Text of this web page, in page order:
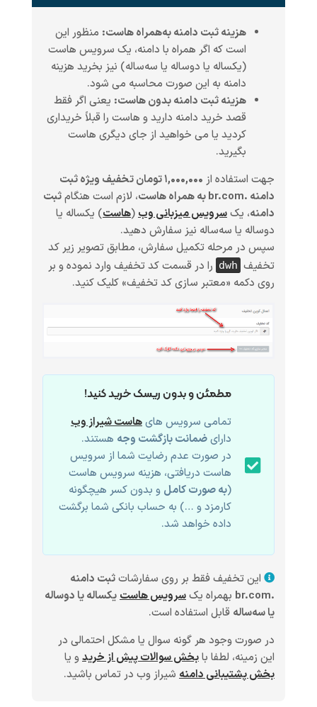
هزینه ثبت دامنه به‌همراه هاست: منظور این
است که اگر همراه با دامنه، یک سرویس هاست
(یکساله یا دوساله یا سه‌ساله) نیز بخرید هزینه
دامنه به این صورت محاسبه می شود.
هزینه ثبت دامنه بدون هاست: یعنی اگر فقط
قصد خرید دامنه دارید و هاست را قبلاً خریداری
کردید یا می خواهید از جای دیگری هاست
بگیرید.
جهت استفاده از
۱,۰۰۰,۰۰۰ تومان تخفیف ویژه ثبت
دامنه .br.com به همراه هاست
، لازم است هنگامثبت
دامنه، یکسرویس میزبانی وب(هاست) یکساله یا
دوساله یا سه‌ساله نیز سفارش دهید.
سپس در مرحله تکمیل سفارش، مطابق تصویر زیر کد
تخفیف dwh را در قسمت کد تخفیف وارد نموده و بر
روی دکمه «معتبر سازی کد تخفیف» کلیک کنید.
مطمئن و بدون ریسک خرید کنید!
تمامی سرویس هایهاست شیراز وب
دارایضمانت بازگشت وجه هستند.
در صورت عدم رضایت شما از سرویس
هاست دریافتی، هزینه سرویس هاست
(به صورت کامل و بدون کسر هیچگونه
کارمزد و …) به حساب بانکی شما برگشت
داده خواهد شد.
این تخفیف فقط بر روی سفارشاتثبت دامنه
.br.com
بهمراه یکسرویس هاستیکساله یا دوساله
یا سه‌ساله قابل استفاده است.
در صورت وجود هر گونه سوال یا مشکل احتمالی در
این زمینه، لطفا بابخش سوالات پیش از خریدو یا
بخش پشتیبانی دامنه شیراز وب در تماس باشید.